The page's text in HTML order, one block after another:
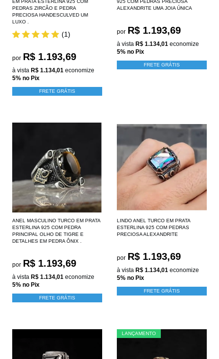
PEDRAS ZIRCÃO E PEDRA
PRECIOSA HANDESCULVED UM
LUXO .
(1)
por R$ 1.193,69
à vista R$ 1.134,01 economize
5% no Pix
FRETE GRÁTIS
ALEXANDRITE UMA JOIA ÚNICA
por R$ 1.193,69
à vista R$ 1.134,01 economize
5% no Pix
FRETE GRÁTIS
ANEL MASCULINO TURCO EM PRATA
ESTERLINA 925 COM PEDRA
PRINCIPAL OLHO DE TIGRE E
DETALHES EM PEDRA ÔNIX .
por R$ 1.193,69
à vista R$ 1.134,01 economize
5% no Pix
FRETE GRÁTIS
LINDO ANEL TURCO EM PRATA
ESTERLINA 925 COM PEDRAS
PRECIOSA ALEXANDRITE
por R$ 1.193,69
à vista R$ 1.134,01 economize
5% no Pix
FRETE GRÁTIS
LANÇAMENTO